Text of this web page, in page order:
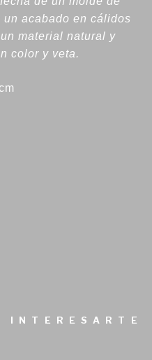
acabado en cálidos
material natural y
color y veta.
INTERESARTE